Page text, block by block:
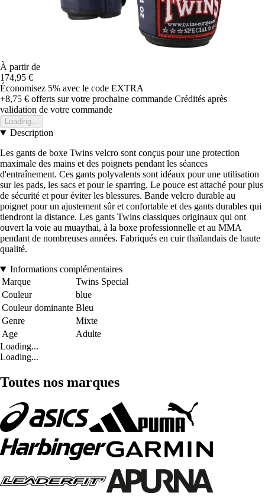
À partir de
174,95 €
Économisez 5% avec le code EXTRA
+8,75 € offerts sur votre prochaine commande Crédités après
validation de votre commande
Loading...
Description
Les gants de boxe Twins velcro sont conçus pour une protection
maximale des mains et des poignets pendant les séances
d'entraînement. Ces gants polyvalents sont idéaux pour une utilisation
sur les pads, les sacs et pour le sparring. Le pouce est attaché pour plus
de sécurité et pour éviter les blessures. Bande velcro durable au
poignet pour un ajustement sûr et confortable et des gants durables qui
tiendront la distance. Les gants Twins classiques originaux qui ont
ouvert la voie au muaythai, à la boxe professionnelle et au MMA
pendant de nombreuses années. Fabriqués en cuir thaïlandais de haute
qualité.
Informations complémentaires
Marque
Twins Special
Couleur
blue
Couleur dominante Bleu
Genre
Mixte
Age
Adulte
Loading...
Loading...
Toutes nos marques